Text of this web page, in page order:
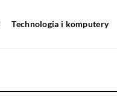
Technologia i komputery